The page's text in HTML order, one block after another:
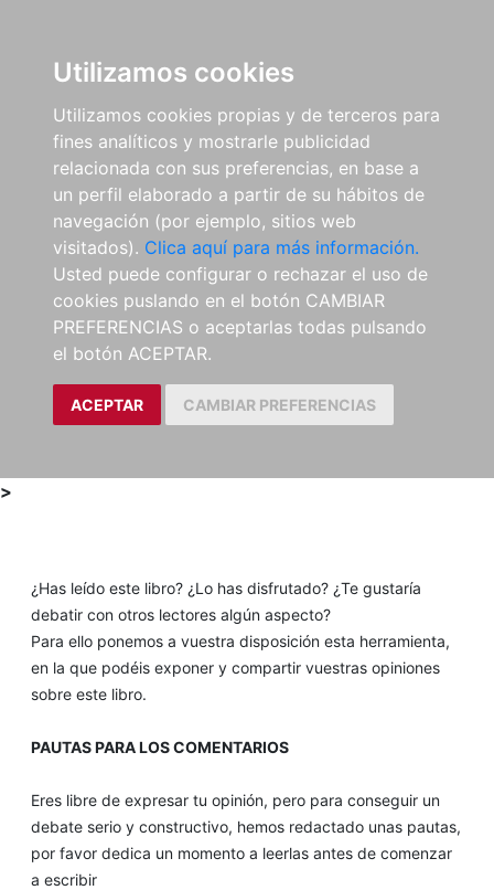
Utilizamos cookies
Utilizamos cookies propias y de terceros para
fines analíticos y mostrarle publicidad
relacionada con sus preferencias, en base a
un perfil elaborado a partir de su hábitos de
navegación (por ejemplo, sitios web
visitados). Clica aquí para más información.
Usted puede configurar o rechazar el uso de
cookies puslando en el botón CAMBIAR
PREFERENCIAS o aceptarlas todas pulsando
el botón ACEPTAR.
ACEPTAR CAMBIAR PREFERENCIAS
>
¿Has leído este libro? ¿Lo has disfrutado? ¿Te gustaría
debatir con otros lectores algún aspecto?
Para ello ponemos a vuestra disposición esta herramienta,
en la que podéis exponer y compartir vuestras opiniones
sobre este libro.
PAUTAS PARA LOS COMENTARIOS
Eres libre de expresar tu opinión, pero para conseguir un
debate serio y constructivo, hemos redactado unas pautas,
por favor dedica un momento a leerlas antes de comenzar
a escribir